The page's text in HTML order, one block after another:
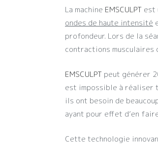
La machine EMSCULPT est
ondes de haute intensité
profondeur. Lors de la
contractions musculaires
EMSCULPT peut générer
est impossible à réaliser
ils ont besoin de
ayant pour effet d’en
Cette technologie